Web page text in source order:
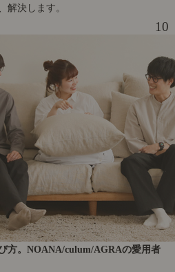
解決します。
10
方。NOANA/culum/AGRAの愛用者